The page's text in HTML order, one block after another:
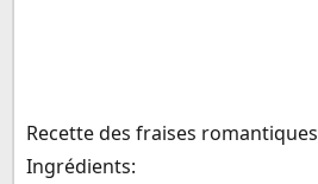
Recette des fraises romantiques
Ingrédients: